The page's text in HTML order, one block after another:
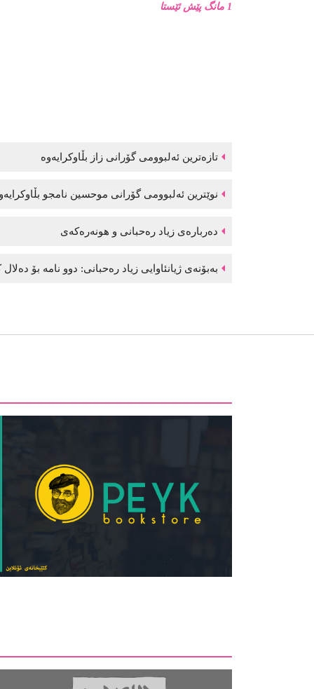
1 مانگ پێش ئێستا
تازەترین ئەلبوومی گۆرانی زاز بڵاوكرایەوە
نوێترین ئەلبوومی گۆرانی موحسین نامجو
دەربارەی زیاد رەحبانی و هونەرەکەی
بەبۆنەی ژیانئاوایی زیاد رەحبانی: دوو نامە بۆ